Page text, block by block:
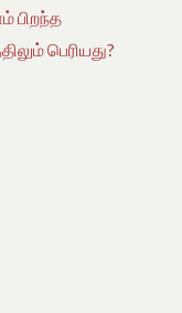
பிறந்த
பெரியது?